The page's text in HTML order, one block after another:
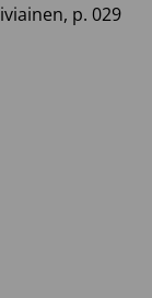
p. 029